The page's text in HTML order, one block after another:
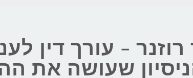
רוזנר - עורך דין
שעושה את